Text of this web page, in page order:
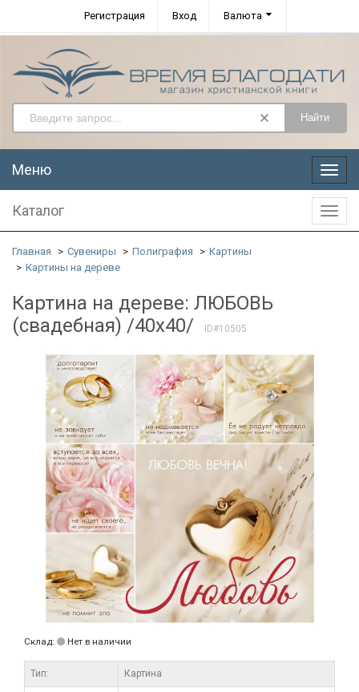
Регистрация Вход Валюта
Найти
Меню
Меню
Каталог
Главная Сувениры Полиграфия
Картины
Картины на дереве
Картина на дереве: ЛЮБОВЬ
(свадебная) /40х40/
ID#10505
Склад: Нет в наличии
Тип: Картина